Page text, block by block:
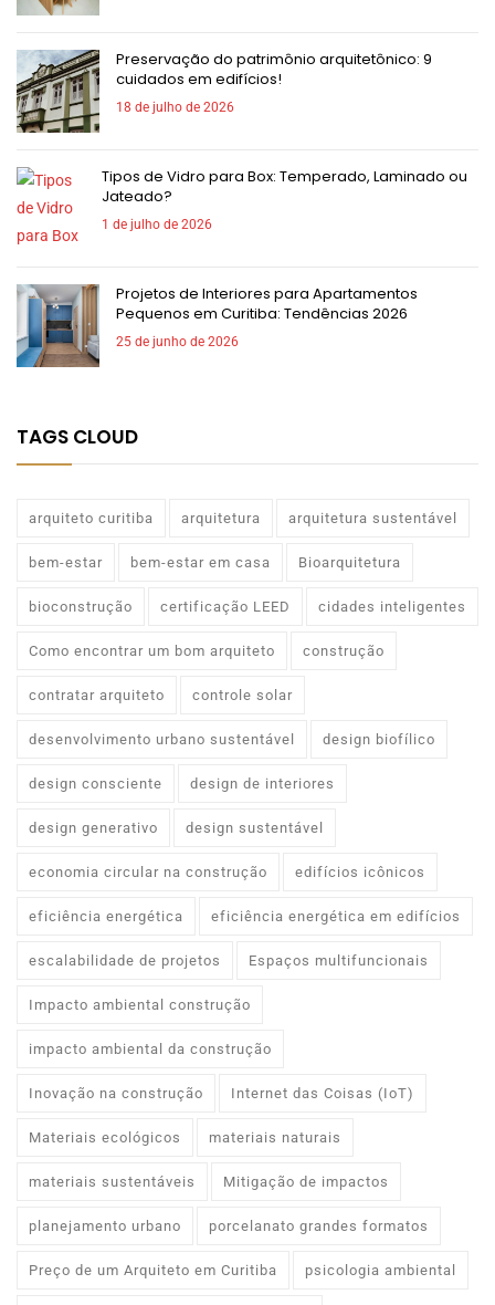
Preservação do patrimônio arquitetônico: 9
cuidados em edifícios!
18 de julho de 2026
Tipos de Vidro para Box: Temperado, Laminado ou
Jateado?
1 de julho de 2026
Projetos de Interiores para Apartamentos
Pequenos em Curitiba: Tendências 2026
25 de junho de 2026
TAGS CLOUD
arquiteto curitiba arquitetura arquitetura sustentável
bem-estar bem-estar em casa Bioarquitetura
bioconstrução certificação LEED cidades inteligentes
Como encontrar um bom arquiteto construção
contratar arquiteto controle solar
desenvolvimento urbano sustentável design biofílico
design consciente design de interiores
design generativo design sustentável
economia circular na construção edifícios icônicos
eficiência energética eficiência energética em edifícios
escalabilidade de projetos Espaços multifuncionais
Impacto ambiental construção
impacto ambiental da construção
Inovação na construção Internet das Coisas (IoT)
Materiais ecológicos materiais naturais
materiais sustentáveis Mitigação de impactos
planejamento urbano porcelanato grandes formatos
Preço de um Arquiteto em Curitiba psicologia ambiental